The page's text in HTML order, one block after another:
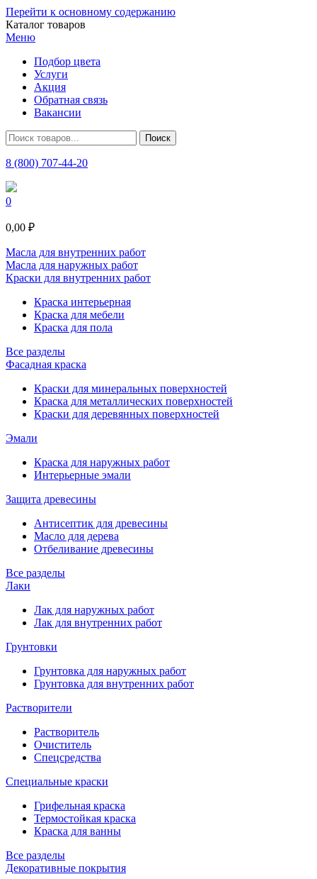
Перейти к основному содержанию
Каталог товаров
Меню
Подбор цвета
Услуги
Акция
Обратная связь
Вакансии
8 (800) 707-44-20
0
0,00 ₽
Масла для внутренних работ
Масла для наружных работ
Краски для внутренних работ
Краска интерьерная
Краска для мебели
Краска для пола
Все разделы
Фасадная краска
Краски для минеральных поверхностей
Краска для металлических поверхностей
Краски для деревянных поверхностей
Эмали
Краска для наружных работ
Интерьерные эмали
Защита древесины
Антисептик для древесины
Масло для дерева
Отбеливание древесины
Все разделы
Лаки
Лак для наружных работ
Лак для внутренних работ
Грунтовки
Грунтовка для наружных работ
Грунтовка для внутренних работ
Растворители
Растворитель
Очиститель
Спецсредства
Специальные краски
Грифельная краска
Термостойкая краска
Краска для ванны
Все разделы
Декоративные покрытия